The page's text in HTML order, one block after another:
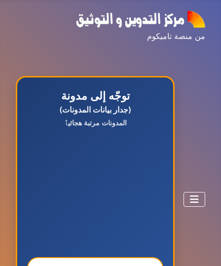
من منصة تاميكوم
توجّه إلى مدونة
(جدار بيانات المدونات)
المدونات مرتبة هجائيٱ